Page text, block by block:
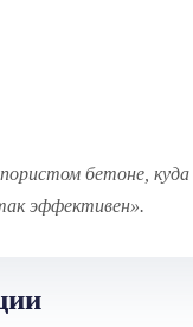
бетоне,
эффективен».